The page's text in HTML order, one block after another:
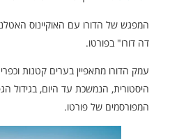
המפגש של הדורו עם האוקיינוס
דה דורו" בפורטו.
עמק הדורו מתאפיין בערים קטנות
היסטורית, הנמשכת עד היום, בגידול
המפורסמים של פורטו.